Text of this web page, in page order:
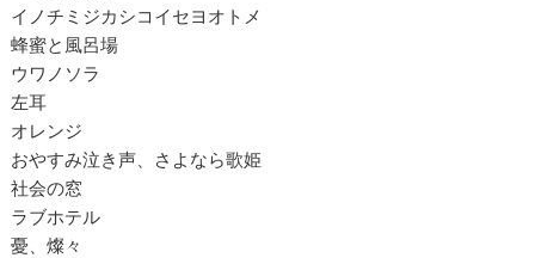
イノチミジカシコイセヨオトメ
蜂蜜と風呂場
ウワノソラ
左耳
オレンジ
おやすみ泣き声、さよなら歌姫
社会の窓
ラブホテル
憂、燦々